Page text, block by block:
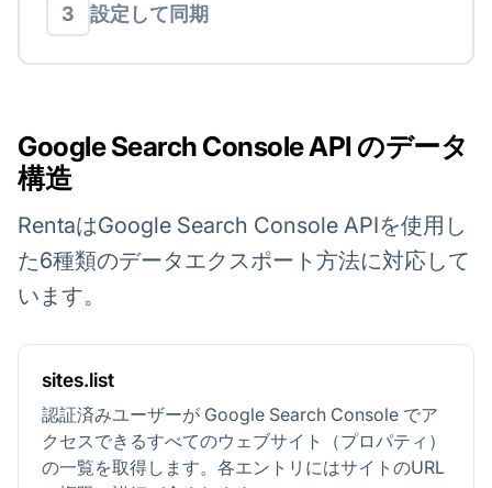
3 設定して同期
Google Search Console API のデータ
構造
RentaはGoogle Search Console APIを使用し
た6種類のデータエクスポート方法に対応して
います。
sites.list
認証済みユーザーが Google Search Console でア
クセスできるすべてのウェブサイト（プロパティ）
の一覧を取得します。各エントリにはサイトのURL